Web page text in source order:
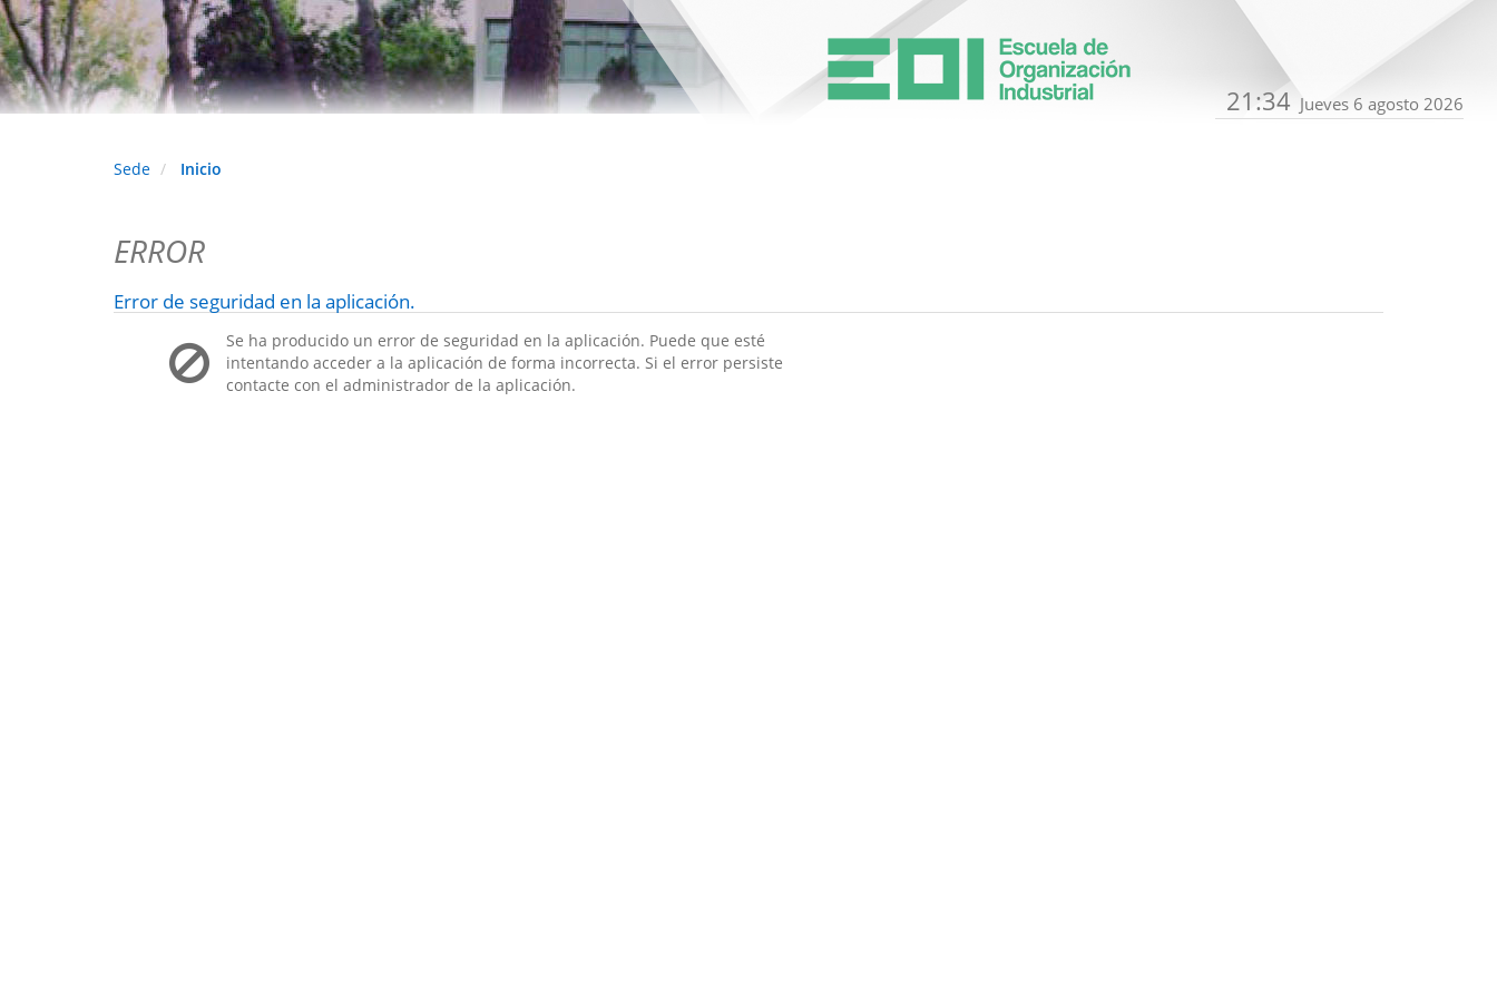
21:34 Jueves 6 agosto 2026
Sede Inicio
ERROR
Error de seguridad en la aplicación.
Se ha producido un error de seguridad en la aplicación. Puede que esté
intentando acceder a la aplicación de forma incorrecta. Si el error persiste
contacte con el administrador de la aplicación.